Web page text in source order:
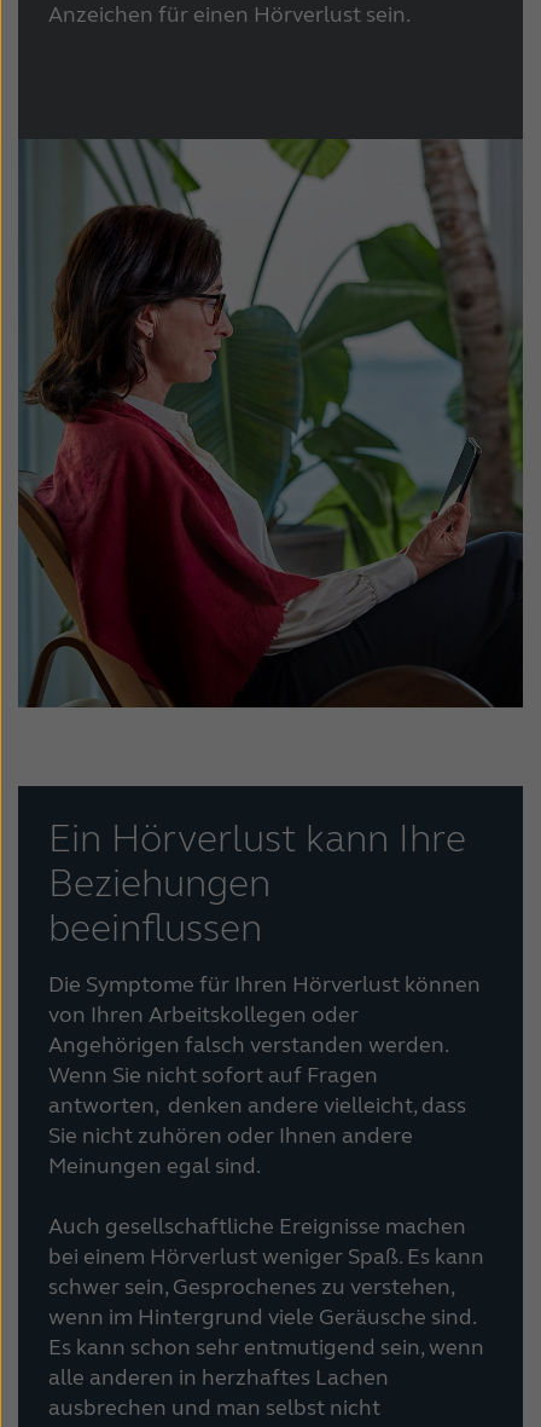
Anzeichen für einen Hörverlust sein.
Ein Hörverlust kann Ihre
Beziehungen
beeinflussen
Die Symptome für Ihren Hörverlust können
von Ihren Arbeitskollegen oder
Angehörigen falsch verstanden werden.
Wenn Sie nicht sofort auf Fragen
antworten, denken andere vielleicht, dass
Sie nicht zuhören oder Ihnen andere
Meinungen egal sind.
Auch gesellschaftliche Ereignisse machen
bei einem Hörverlust weniger Spaß. Es kann
schwer sein, Gesprochenes zu verstehen,
wenn im Hintergrund viele Geräusche sind.
Es kann schon sehr entmutigend sein, wenn
alle anderen in herzhaftes Lachen
ausbrechen und man selbst nicht